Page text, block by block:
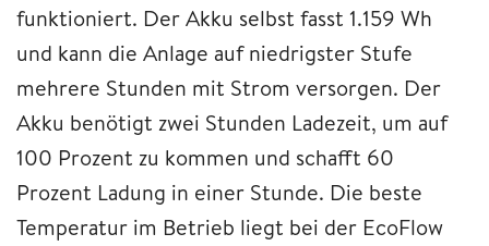
funktioniert. Der Akku selbst fasst 1.159 Wh
und kann die Anlage auf niedrigster Stufe
mehrere Stunden mit Strom versorgen. Der
Akku benötigt zwei Stunden Ladezeit, um auf
100 Prozent zu kommen und schafft 60
Prozent Ladung in einer Stunde. Die beste
Temperatur im Betrieb liegt bei der EcoFlow